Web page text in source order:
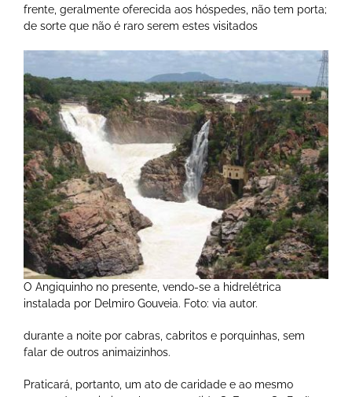
frente, geralmente oferecida aos hóspedes, não tem porta;
de sorte que não é raro serem estes visitados
O Angiquinho no presente, vendo-se a hidrelétrica
instalada por Delmiro Gouveia. Foto: via autor.
durante a noite por cabras, cabritos e porquinhas, sem
falar de outros animaizinhos.
Praticará, portanto, um ato de caridade e ao mesmo